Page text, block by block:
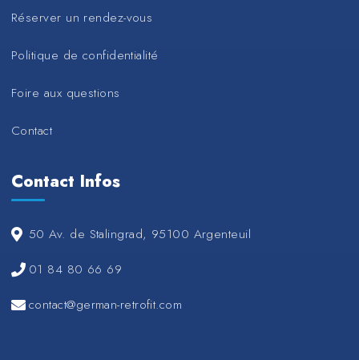
Réserver un rendez-vous
Politique de confidentialité
Foire aux questions
Contact
Contact Infos
50 Av. de Stalingrad, 95100 Argenteuil
01 84 80 66 69
contact@german-retrofit.com